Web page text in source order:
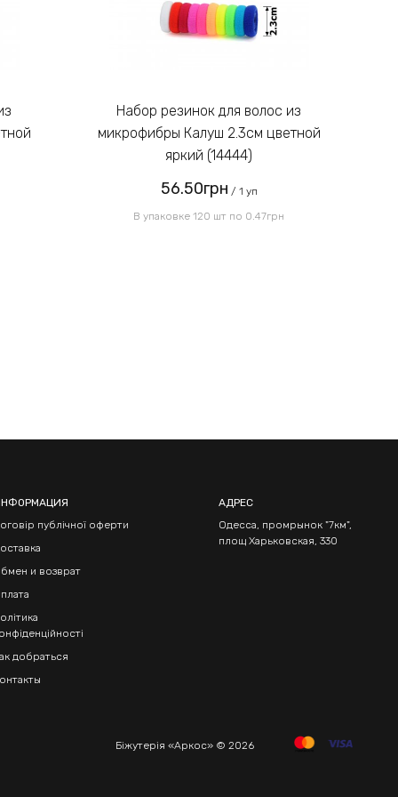
Отправить
Набор резинок для волос из
микрофибры Калуш 2.3см цветной
яркий (14444)
56.50грн / 1 уп
В упаковке 120 шт по 0.47грн
публічної оферти
и возврат
добраться
АДРЕС
Одесса, промрынок "7км",
площ Харьковская, 330
Біжутерія «Аркос» © 2026